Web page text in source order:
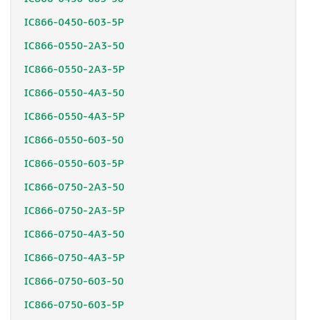
IC866-0450-603-5P
IC866-0550-2A3-50
IC866-0550-2A3-5P
IC866-0550-4A3-50
IC866-0550-4A3-5P
IC866-0550-603-50
IC866-0550-603-5P
IC866-0750-2A3-50
IC866-0750-2A3-5P
IC866-0750-4A3-50
IC866-0750-4A3-5P
IC866-0750-603-50
IC866-0750-603-5P